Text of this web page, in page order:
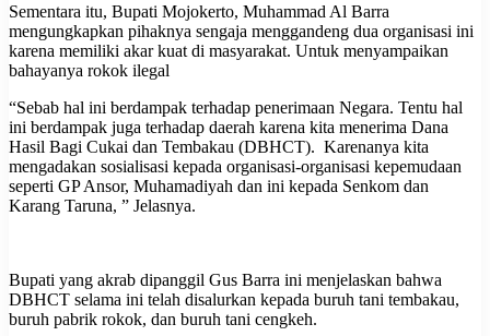
Sementara itu, Bupati Mojokerto, Muhammad Al Barra
mengungkapkan pihaknya sengaja menggandeng dua organisasi ini
karena memiliki akar kuat di masyarakat. Untuk menyampaikan
bahayanya rokok ilegal
“Sebab hal ini berdampak terhadap penerimaan Negara. Tentu hal
ini berdampak juga terhadap daerah karena kita menerima Dana
Hasil Bagi Cukai dan Tembakau (DBHCT). Karenanya kita
mengadakan sosialisasi kepada organisasi-organisasi kepemudaan
seperti GP Ansor, Muhamadiyah dan ini kepada Senkom dan
Karang Taruna, ” Jelasnya.
Bupati yang akrab dipanggil Gus Barra ini menjelaskan bahwa
DBHCT selama ini telah disalurkan kepada buruh tani tembakau,
buruh pabrik rokok, dan buruh tani cengkeh.